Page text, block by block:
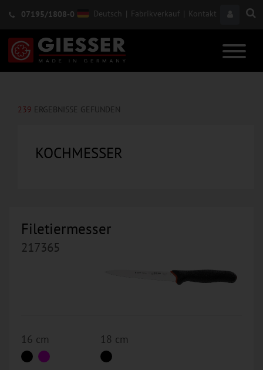
07195/1808-0 Deutsch | Fabrikverkauf | Kontakt
239 ERGEBNISSE GEFUNDEN
KOCHMESSER
Filetiermesser
217365
16 cm 18 cm